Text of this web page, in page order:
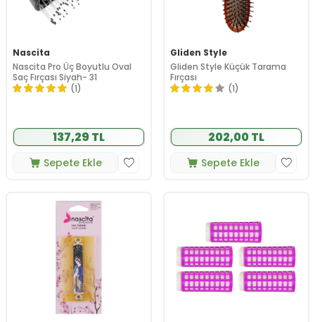
Nascita
Nascita Pro Üç Boyutlu Oval
Saç Fırçası Siyah- 31
(1)
137,29 TL
Sepete Ekle
Gliden Style
Gliden Style Küçük Tarama
Fırçası
(1)
202,00 TL
Sepete Ekle